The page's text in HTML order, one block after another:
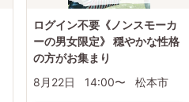
ログイン不要《ノンスモーカ
ーの男女限定》 穏やかな性格
の方がお集まり
8月22日
14:00〜 松本市